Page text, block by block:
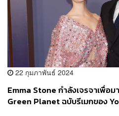
22 กุมภาพันธ์ 2024
Emma Stone กำลังเจรจาเพื่อ
Green Planet ฉบับรีเมกของ